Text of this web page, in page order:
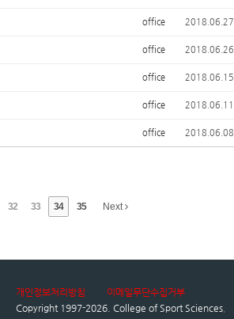
office 2018.06.27
office 2018.06.26
office 2018.06.15
office 2018.06.11
office 2018.06.08
32 33 34 35 Next
개인정보처리방침
이메일무단수집거부
Copyright 1997-2026. College of Sport Sciences